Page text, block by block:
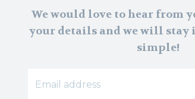
We would love to hear from
your details and we will stay
simple!